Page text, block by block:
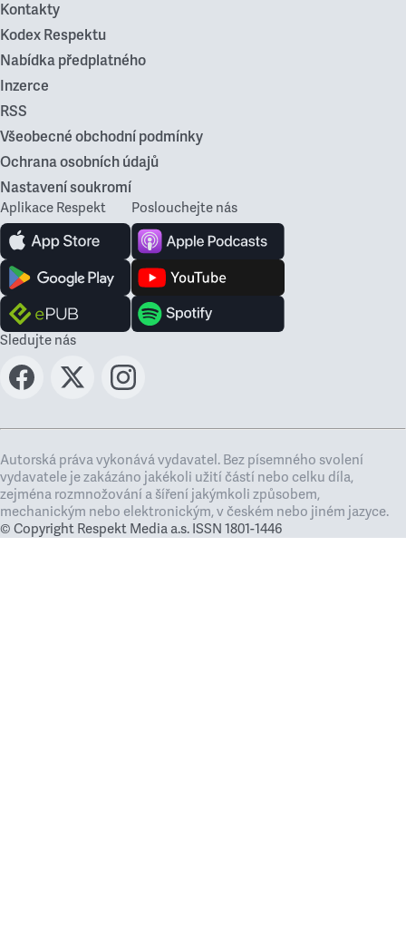
Kontakty
Kodex Respektu
Nabídka předplatného
Inzerce
RSS
Všeobecné obchodní podmínky
Ochrana osobních údajů
Nastavení soukromí
Aplikace Respekt Poslouchejte nás
Sledujte nás
Autorská práva vykonává vydavatel. Bez písemného svolení
vydavatele je zakázáno jakékoli užití částí nebo celku díla,
zejména rozmnožování a šíření jakýmkoli způsobem,
mechanickým nebo elektronickým, v českém nebo jiném jazyce.
© Copyright Respekt Media a.s. ISSN 1801-1446